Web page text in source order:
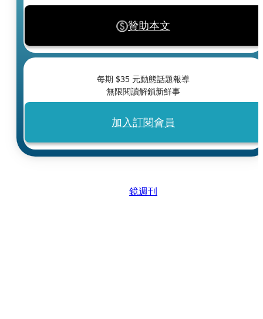
贊助本文
每期 $35 元動態話題報導
無限閱讀解鎖新鮮事
加入訂閱會員
鏡週刊